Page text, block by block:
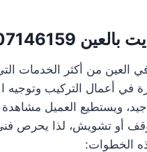
بالعين
العين من أكثر الخدمات
في أعمال التركيب وتوجيه
ويستطيع العميل مشاهدة
أو تشويش، لذا يحرص
الخطوات: